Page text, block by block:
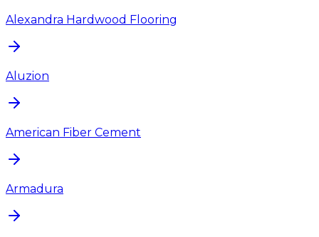
Alexandra Hardwood Flooring
Aluzion
American Fiber Cement
Armadura